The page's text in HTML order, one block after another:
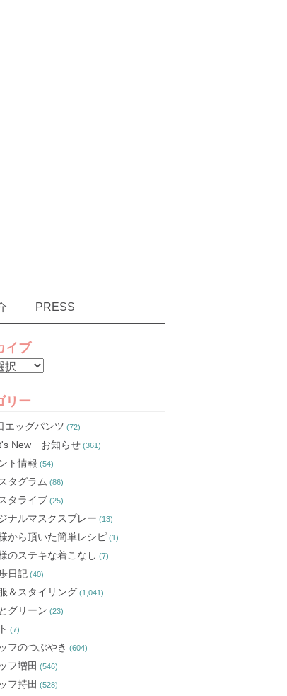
PRESS
イブ
リー
エッグパンツ (72)
New お知らせ (361)
ト情報 (54)
タグラム (86)
タライブ (25)
ナルマスクスプレー (13)
から頂いた簡単レシピ (1)
のステキな着こなし (7)
日記 (40)
＆スタイリング (1,041)
グリーン (23)
(7)
フのつぶやき (604)
フ増田 (546)
フ持田 (528)